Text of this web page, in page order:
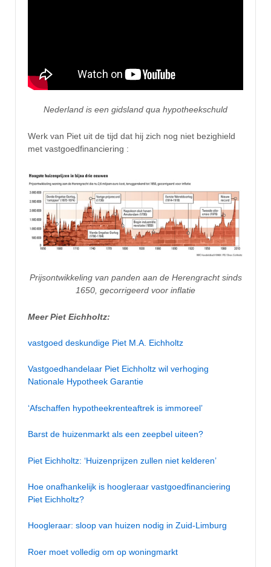
Nederland is een gidsland qua hypotheekschuld
Werk van Piet uit de tijd dat hij zich nog niet bezighield
met vastgoedfinanciering :
Prijsontwikkeling van panden aan de Herengracht sinds
1650, gecorrigeerd voor inflatie
Meer Piet Eichholtz:
vastgoed deskundige Piet M.A. Eichholtz
Vastgoedhandelaar Piet Eichholtz wil verhoging
Nationale Hypotheek Garantie
‘Afschaffen hypotheekrenteaftrek is immoreel’
Barst de huizenmarkt als een zeepbel uiteen?
Piet Eichholtz: ‘Huizenprijzen zullen niet kelderen’
Hoe onafhankelijk is hoogleraar vastgoedfinanciering
Piet Eichholtz?
Hoogleraar: sloop van huizen nodig in Zuid-Limburg
Roer moet volledig om op woningmarkt